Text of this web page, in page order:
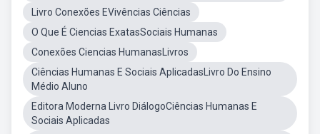
Livro Conexões EVivências Ciências
O Que É Ciencias ExatasSociais Humanas
Conexões Ciencias HumanasLivros
Ciências Humanas E Sociais AplicadasLivro Do Ensino
Médio Aluno
Editora Moderna Livro DiálogoCiências Humanas E
Sociais Aplicadas